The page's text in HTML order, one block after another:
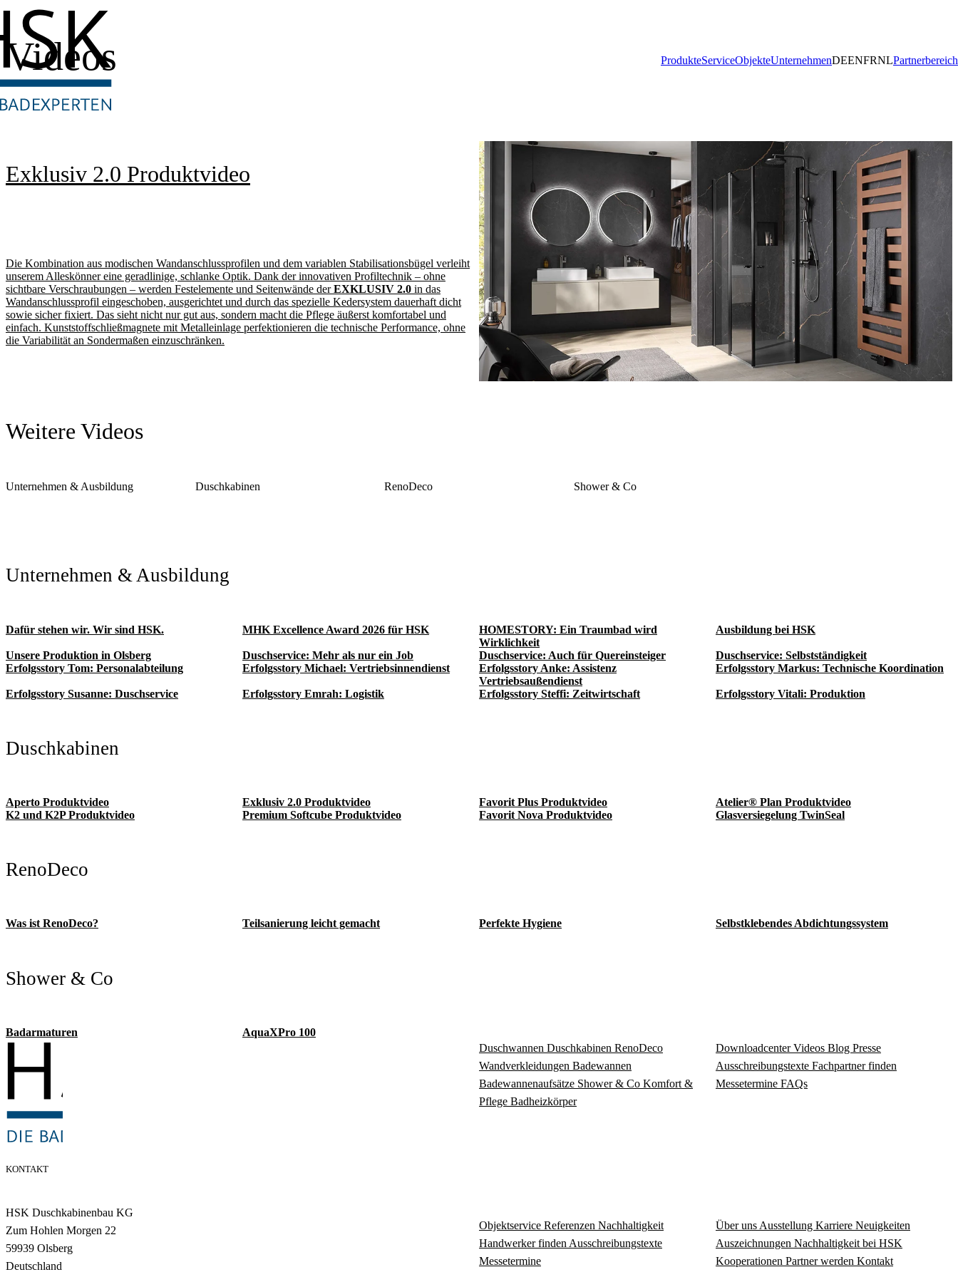
ProdukteServiceObjekteUnternehmenDEENFRNLPartnerbereich
Videos
Exklusiv 2.0 Produktvideo
Die Kombination aus modischen Wandanschlussprofilen und dem variablen Stabilisationsbügel verleiht
unserem Alleskönner eine geradlinige, schlanke Optik. Dank der innovativen Profiltechnik – ohne
sichtbare Verschraubungen – werden Festelemente und Seitenwände derEXKLUSIV 2.0 in das
Wandanschlussprofil eingeschoben, ausgerichtet und durch das spezielle Kedersystem dauerhaft dicht
sowie sicher fixiert. Das sieht nicht nur gut aus, sondern macht die Pflege äußerst komfortabel und
einfach. Kunststoffschließmagnete mit Metalleinlage perfektionieren die technische Performance, ohne
die Variabilität an Sondermaßen einzuschränken.
Weitere Videos
Unternehmen & Ausbildung Duschkabinen RenoDeco Shower & Co
Unternehmen & Ausbildung
Dafür stehen wir. Wir sind HSK. MHK Excellence Award 2026 für HSK
HOMESTORY: Ein Traumbad wird
Wirklichkeit
Ausbildung bei HSK
Unsere Produktion in Olsberg Duschservice: Mehr als nur ein Job Duschservice: Auch für Quereinsteiger
Duschservice: Selbstständigkeit
Erfolgsstory Tom: Personalabteilung
Erfolgsstory Michael: Vertriebsinnendienst
Erfolgsstory Anke: Assistenz
Vertriebsaußendienst
Erfolgsstory Markus: Technische Koordination
Erfolgsstory Susanne: Duschservice Erfolgsstory Emrah: Logistik Erfolgsstory Steffi: Zeitwirtschaft Erfolgsstory Vitali: Produktion
Duschkabinen
Aperto Produktvideo Exklusiv 2.0 Produktvideo Favorit Plus Produktvideo
Atelier® Plan Produktvideo
K2 und K2P Produktvideo
Premium Softcube Produktvideo Favorit Nova Produktvideo Glasversiegelung TwinSeal
RenoDeco
Was ist RenoDeco? Teilsanierung leicht gemacht Perfekte Hygiene Selbstklebendes Abdichtungssystem
Shower & Co
Badarmaturen AquaXPro 100
KONTAKT
HSK Duschkabinenbau KG
Zum Hohlen Morgen 22
59939 Olsberg
Deutschland
Duschwannen Duschkabinen RenoDeco
Wandverkleidungen Badewannen
Badewannenaufsätze Shower & Co Komfort &
Pflege Badheizkörper
Download­centerVideos Blog Presse
Ausschreibungstexte Fachpartner finden
Messetermine FAQs
Objektservice Referenzen Nachhaltigkeit
Handwerker finden Ausschreibungstexte
Messetermine
Über uns Ausstellung Karriere Neuigkeiten
Auszeichnungen Nachhaltigkeit bei HSK
Kooperationen Partner werden Kontakt